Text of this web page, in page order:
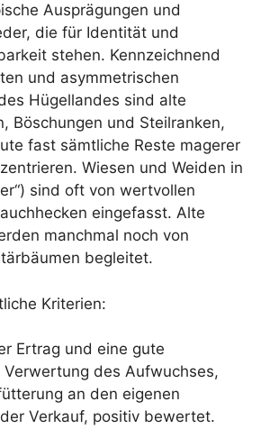
Ausprägungen und
die für Identität und
stehen. Kennzeichnend
und asymmetrischen
Hügellandes sind alte
Böschungen und Steilranken,
fast sämtliche Reste magerer
Wiesen und Weiden in
sind oft von wertvollen
eingefasst. Alte
manchmal noch von
begleitet.
Kriterien:
Ertrag und eine gute
des Aufwuchses,
an den eigenen
Verkauf, positiv bewertet.